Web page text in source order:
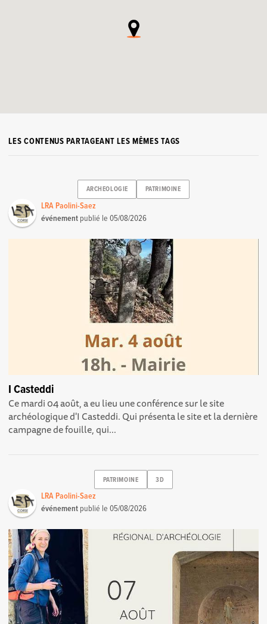
LES CONTENUS PARTAGEANT LES MÊMES TAGS
ARCHEOLOGIE PATRIMOINE
LRA Paolini-Saez
événement publié le05/08/2026
I Casteddi
Ce mardi 04 août, a eu lieu une conférence sur le site
archéologique d'I Casteddi. Qui présenta le site et la dernière
campagne de fouille, qui...
PATRIMOINE 3D
LRA Paolini-Saez
événement publié le05/08/2026